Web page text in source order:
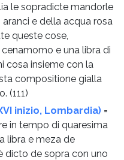
le sopradicte mandorle
aranci e della acqua rosa
queste cose,
e una libra di
cosa insieme con la
compositione gialla
(111)
inizio, Lombardia) =
in tempo di quaresima
libra e meza de
dicto de sopra con uno